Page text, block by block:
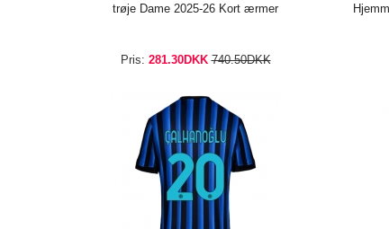
trøje Dame 2025-26 Kort ærmer
Pris: 281.30DKK 740.50DKK